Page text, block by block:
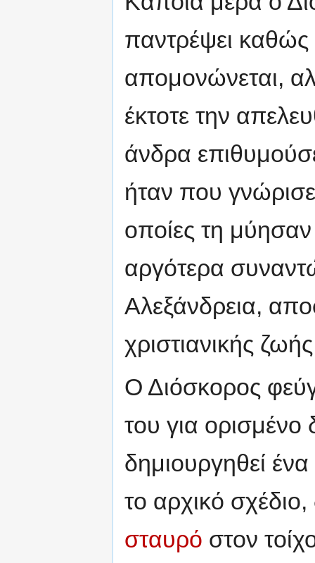
παντρέψει
απομονώνεται,
έκτοτε την
άνδρα
ήταν που γνώρισε
οποίες τη μύησαν
αργότερα
Αλεξάνδρεια,
χριστιανικής
Ο Διόσκορος
του για
δημιουργηθεί
το αρχικό
σταυρό στον